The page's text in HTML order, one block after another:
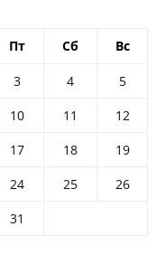
Пт Сб Вс
3 4
5
10 11
12
17 18
19
24 25
26
31